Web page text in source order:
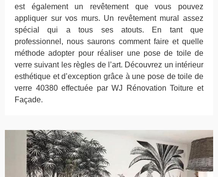
est également un revêtement que vous pouvez
appliquer sur vos murs. Un revêtement mural assez
spécial qui a tous ses atouts. En tant que
professionnel, nous saurons comment faire et quelle
méthode adopter pour réaliser une pose de toile de
verre suivant les règles de l’art. Découvrez un intérieur
esthétique et d’exception grâce à une pose de toile de
verre 40380 effectuée par WJ Rénovation Toiture et
Façade.